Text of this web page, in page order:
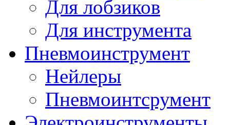
Для лобзиков
Для инструмента
Пневмоинструмент
Нейлеры
Пневмоинтсрумент